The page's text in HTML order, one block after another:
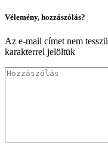
Vélemény, hozzászólás?
Az e-mail címet nem
karakterrel jelöltük